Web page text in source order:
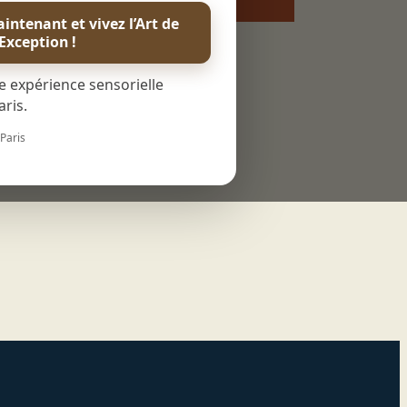
et vivez l’Art de
!
expérience sensorielle
Réserver